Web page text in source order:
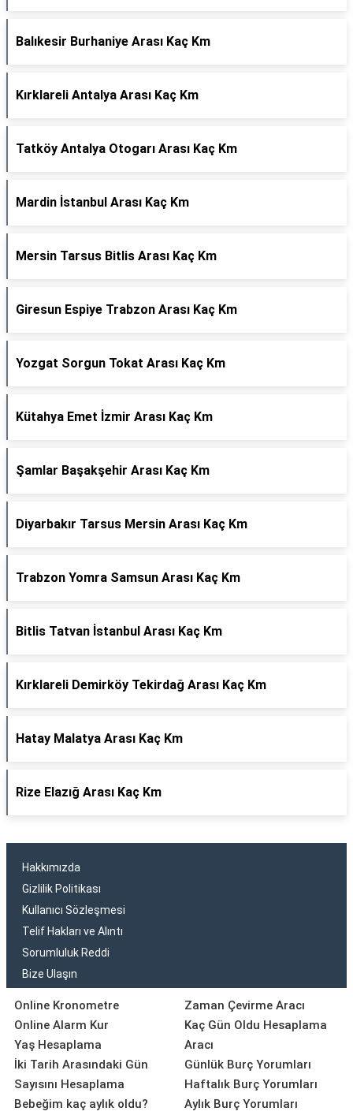
Balıkesir Burhaniye Arası Kaç Km
Kırklareli Antalya Arası Kaç Km
Tatköy Antalya Otogarı Arası Kaç Km
Mardin İstanbul Arası Kaç Km
Mersin Tarsus Bitlis Arası Kaç Km
Giresun Espiye Trabzon Arası Kaç Km
Yozgat Sorgun Tokat Arası Kaç Km
Kütahya Emet İzmir Arası Kaç Km
Şamlar Başakşehir Arası Kaç Km
Diyarbakır Tarsus Mersin Arası Kaç Km
Trabzon Yomra Samsun Arası Kaç Km
Bitlis Tatvan İstanbul Arası Kaç Km
Kırklareli Demirköy Tekirdağ Arası Kaç Km
Hatay Malatya Arası Kaç Km
Rize Elazığ Arası Kaç Km
Hakkımızda
Gizlilik Politikası
Kullanıcı Sözleşmesi
Telif Hakları ve Alıntı
Sorumluluk Reddi
Bize Ulaşın
Online Kronometre
Online Alarm Kur
Yaş Hesaplama
İki Tarih Arasındaki Gün
Sayısını Hesaplama
Bebeğim kaç aylık oldu?
Zaman Çevirme Aracı
Kaç Gün Oldu Hesaplama
Aracı
Günlük Burç Yorumları
Haftalık Burç Yorumları
Aylık Burç Yorumları